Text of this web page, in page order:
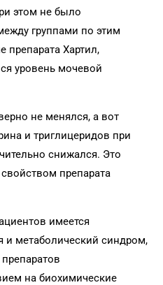
этом не было
группами по этим
препарата Хартил,
уровень мочевой
не менялся, а вот
и триглицеридов при
снижался. Это
препарата
имеется
и метаболический синдром,
на биохимические